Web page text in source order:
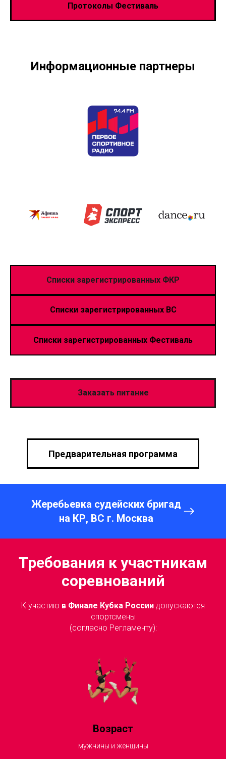
Протоколы Фестиваль
Информационные партнеры
Списки зарегистрированных ФКР
Списки зарегистрированных ВС
Списки зарегистрированных Фестиваль
Заказать питание
Предварительная программа
Жеребьевка судейских бригад
на КР, ВС г. Москва
Требования к участникам
соревнований
К участию в Финале Кубка России допускаются
спортсмены
(согласно Регламенту):
Возраст
мужчины и женщины